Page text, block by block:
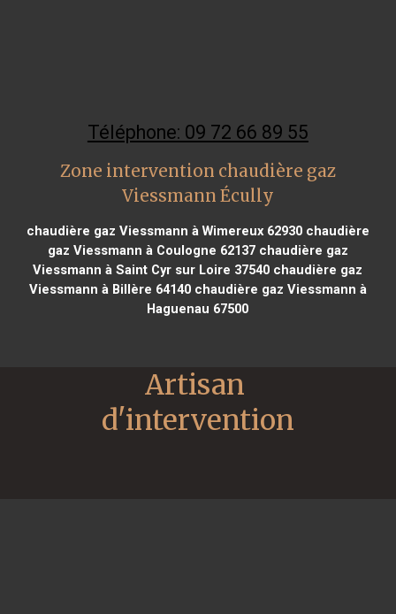
Téléphone: 09 72 66 89 55
Zone intervention chaudière gaz
Viessmann Écully
chaudière gaz Viessmann à Wimereux 62930chaudière
gaz Viessmann à Coulogne 62137chaudière gaz
Viessmann à Saint Cyr sur Loire 37540 chaudière gaz
Viessmann à Billère 64140chaudière gaz Viessmann à
Haguenau 67500
Artisan
d'intervention